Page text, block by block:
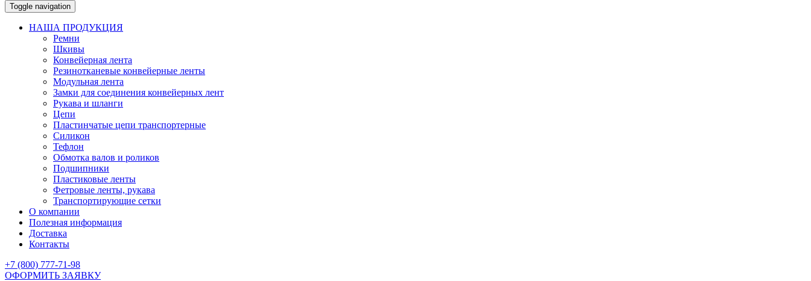
Toggle navigation
НАША ПРОДУКЦИЯ
Ремни
Шкивы
Конвейерная лента
Резинотканевые конвейерные ленты
Модульная лента
Замки для соединения конвейерных лент
Рукава и шланги
Цепи
Пластинчатые цепи транспортерные
Силикон
Тефлон
Обмотка валов и роликов
Подшипники
Пластиковые ленты
Фетровые ленты, рукава
Транспортирующие сетки
О компании
Полезная информация
Доставка
Контакты
+7 (800) 777-71-98
ОФОРМИТЬ ЗАЯВКУ